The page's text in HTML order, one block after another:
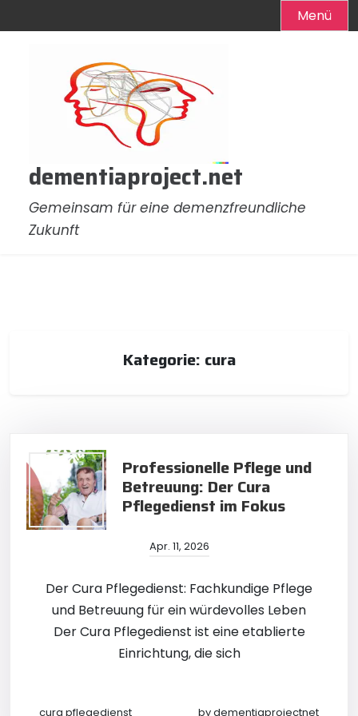
Menü
dementiaproject.net
Gemeinsam für eine demenzfreundliche
Zukunft
Kategorie: cura
Professionelle Pflege und
Betreuung: Der Cura
Pflegedienst im Fokus
Apr. 11, 2026
Der Cura Pflegedienst: Fachkundige Pflege
und Betreuung für ein würdevolles Leben
Der Cura Pflegedienst ist eine etablierte
Einrichtung, die sich
cura pflegedienst bydementiaprojectnet